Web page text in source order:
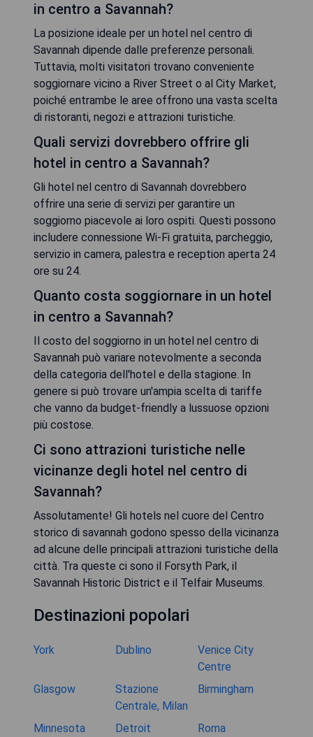
in centro a Savannah?
La posizione ideale per un hotel nel centro di
Savannah dipende dalle preferenze personali.
Tuttavia, molti visitatori trovano conveniente
soggiornare vicino a River Street o al City Market,
poiché entrambe le aree offrono una vasta scelta
di ristoranti, negozi e attrazioni turistiche.
Quali servizi dovrebbero offrire gli
hotel in centro a Savannah?
Gli hotel nel centro di Savannah dovrebbero
offrire una serie di servizi per garantire un
soggiorno piacevole ai loro ospiti. Questi possono
includere connessione Wi-Fi gratuita, parcheggio,
servizio in camera, palestra e reception aperta 24
ore su 24.
Quanto costa soggiornare in un hotel
in centro a Savannah?
Il costo del soggiorno in un hotel nel centro di
Savannah può variare notevolmente a seconda
della categoria dell'hotel e della stagione. In
genere si può trovare un'ampia scelta di tariffe
che vanno da budget-friendly a lussuose opzioni
più costose.
Ci sono attrazioni turistiche nelle
vicinanze degli hotel nel centro di
Savannah?
Assolutamente! Gli hotels nel cuore del Centro
storico di savannah godono spesso della vicinanza
ad alcune delle principali attrazioni turistiche della
città. Tra queste ci sono il Forsyth Park, il
Savannah Historic District e il Telfair Museums.
Destinazioni popolari
York Dublino
Venice City
Centre
Glasgow
Stazione
Centrale, Milan
Birmingham
Minnesota Detroit Roma